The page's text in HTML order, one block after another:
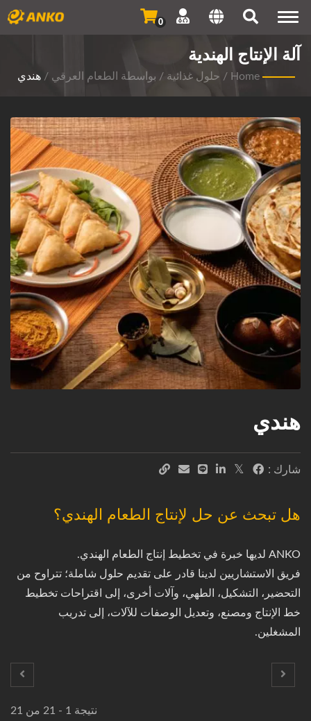
0
آلة الإنتاج الهندية
Home
/ حلول غذائية / بواسطة الطعام العرقي / هندي
هندي
شارك :
هل تبحث عن حل لإنتاج الطعام الهندي؟
ANKO لديها خبرة في تخطيط إنتاج الطعام الهندي.
فريق الاستشاريين لدينا قادر على تقديم حلول شاملة؛ تتراوح من
التحضير، التشكيل، الطهي، وآلات أخرى، إلى اقتراحات تخطيط
خط الإنتاج ومصنع، وتعديل الوصفات للآلات، إلى تدريب
المشغلين.
نتيجة 1 - 21 من 21